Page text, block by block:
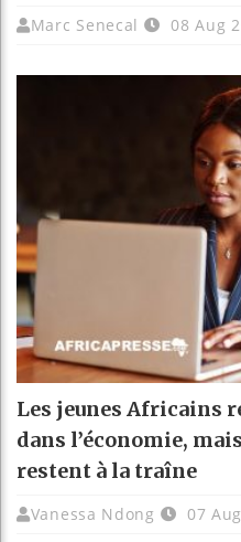
Marc Senecal 08 Aug
Les jeunes Africains
dans l’économie,
restent à la traîne
Vanessa Ndong 07